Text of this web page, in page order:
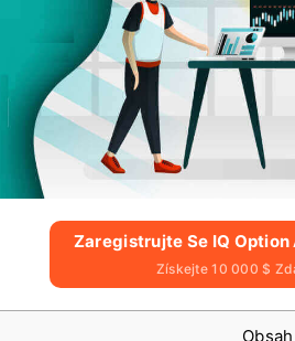
Zaregistrujte Se IQ
Získejte 10 000 $
Obsah